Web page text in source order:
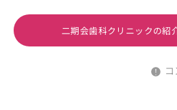
二期会歯科クリニックの紹